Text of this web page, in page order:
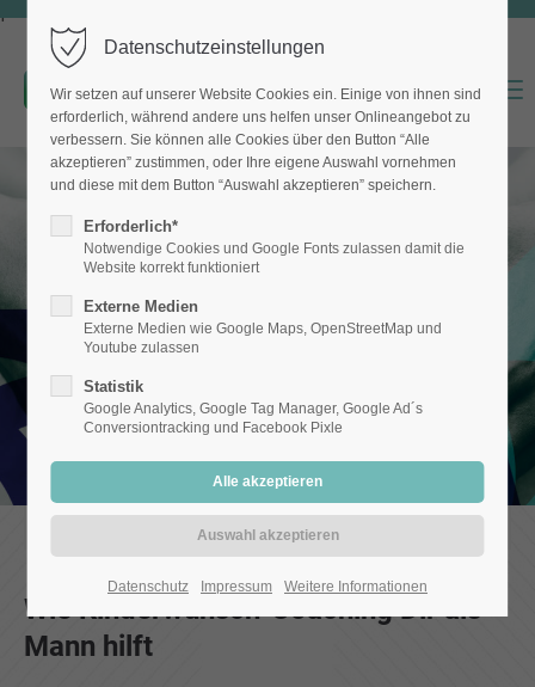
f
MENU
Wie Kinderwunsch-Coaching Dir als
Mann hilft
Datenschutzeinstellungen
Wir setzen auf unserer Website Cookies ein. Einige von ihnen sind
erforderlich, während andere uns helfen unser Onlineangebot zu
verbessern. Sie können alle Cookies über den Button “Alle
akzeptieren” zustimmen, oder Ihre eigene Auswahl vornehmen
und diese mit dem Button “Auswahl akzeptieren” speichern.
Erforderlich*
Notwendige Cookies und Google Fonts zulassen damit die
Website korrekt funktioniert
Externe Medien
Externe Medien wie Google Maps, OpenStreetMap und
Youtube zulassen
Statistik
Google Analytics, Google Tag Manager, Google Ad´s
Conversiontracking und Facebook Pixle
Datenschutz Impressum Weitere Informationen